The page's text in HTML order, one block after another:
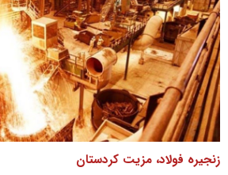
زنجیره فولاد، مزیت کردستان